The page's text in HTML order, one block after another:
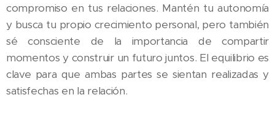
compromiso en tus relaciones. Mantén tu autonomía
y busca tu propio crecimiento personal, pero también
sé consciente de la importancia de compartir
momentos y construir un futuro juntos. El equilibrio es
clave para que ambas partes se sientan realizadas y
satisfechas en la relación.